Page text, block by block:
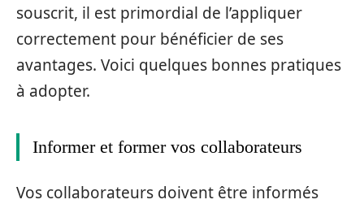
souscrit, il est primordial de l’appliquer
correctement pour bénéficier de ses
avantages. Voici quelques bonnes pratiques
à adopter.
Informer et former vos collaborateurs
Vos collaborateurs doivent être informés